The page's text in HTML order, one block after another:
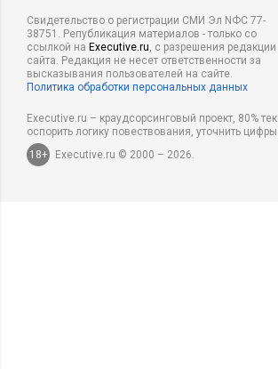
Свидетельство о регистрации СМИ Эл NФС 77-
38751. Републикация материалов - только со
ссылкой на Executive.ru, с разрешения редакции
сайта. Редакция не несет ответственности за
высказывания пользователей на сайте.
Политика обработки персональных данных
Executive.ru – краудсорсинговый проект, 80%
оспорить логику повествования, уточнить
18+
Executive.ru © 2000 – 2026.